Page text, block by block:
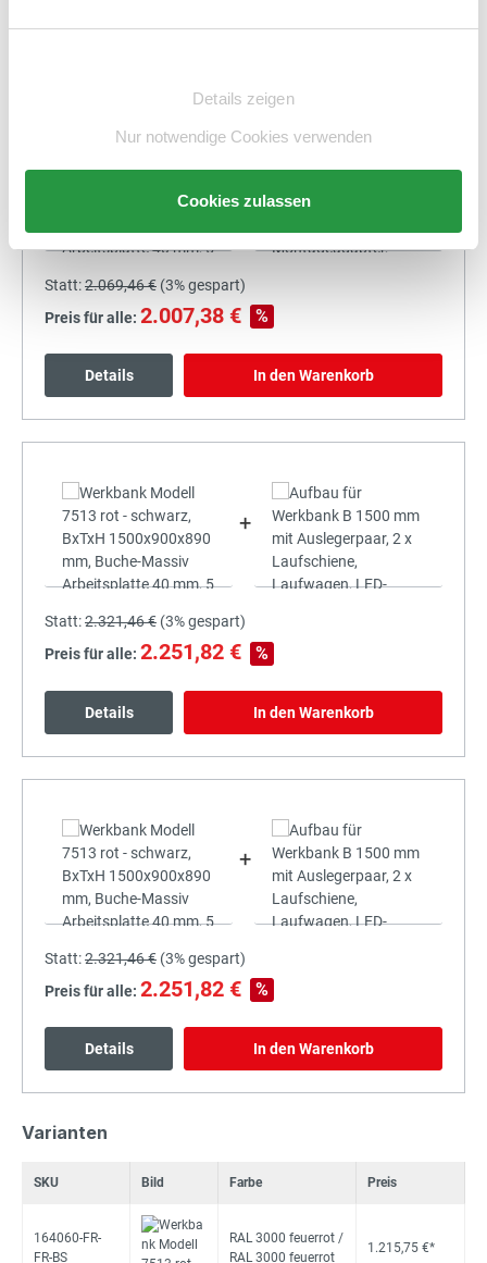
Details zeigen
Nur notwendige Cookies verwenden
Cookies zulassen
Statt:2.069,46 € (3%gespart)
Preis für alle: 2.007,38 € %
Details In den Warenkorb
+
Statt:2.321,46 € (3%gespart)
Preis für alle: 2.251,82 € %
Details In den Warenkorb
+
Statt:2.321,46 € (3%gespart)
Preis für alle: 2.251,82 € %
Details In den Warenkorb
Varianten
SKU Bild Farbe Preis
164060-FR-
FR-BS
RAL 3000 feuerrot /
RAL 3000 feuerrot
1.215,75 €*